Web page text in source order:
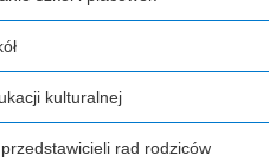
kulturalnej
rad rodziców